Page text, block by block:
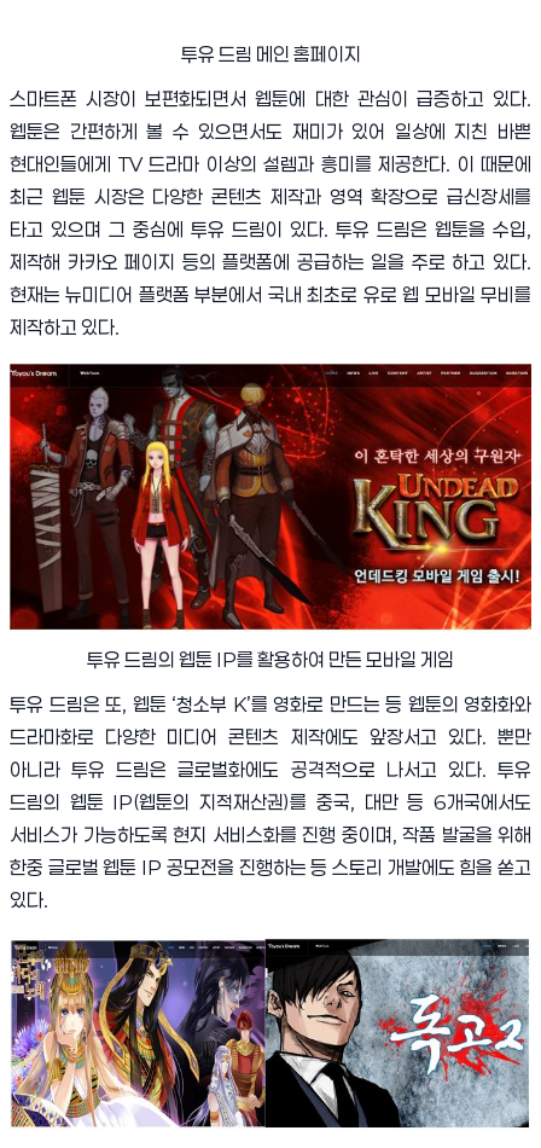
투유 드림 메인 홈페이지
스마트폰 시장이 보편화되면서 웹툰에 대한 관심이 급증하고 있다.
웹툰은 간편하게 볼 수 있으면서도 재미가 있어 일상에 지친 바쁜
현대인들에게 TV 드라마 이상의 설렘과 흥미를 제공한다. 이 때문에
최근 웹툰 시장은 다양한 콘텐츠 제작과 영역 확장으로 급신장세를
타고 있으며 그 중심에 투유 드림이 있다. 투유 드림은 웹툰을 수입,
제작해 카카오 페이지 등의 플랫폼에 공급하는 일을 주로 하고 있다.
현재는 뉴미디어 플랫폼 부분에서 국내 최초로 유로 웹 모바일 무비를
제작하고 있다.
투유 드림의 웹툰 IP를 활용하여 만든 모바일 게임
투유 드림은 또, 웹툰 ‘청소부 K’를 영화로 만드는 등 웹툰의 영화화와
드라마화로 다양한 미디어 콘텐츠 제작에도 앞장서고 있다.뿐만
아니라 투유 드림은 글로벌화에도 공격적으로 나서고 있다.투유
드림의 웹툰 IP(웹툰의 지적재산권)를 중국, 대만 등6개국에서도
서비스가 가능하도록 현지 서비스화를 진행 중이며 , 작품 발굴을 위해
한중 글로벌 웹툰 IP 공모전을 진행하는 등 스토리 개발에도 힘을 쏟고
있다.